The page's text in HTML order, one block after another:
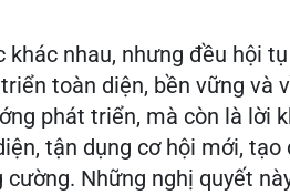
khác nhau, nhưng đều hội
toàn diện, bền vững và
phát triển, mà còn là lời
tận dụng cơ hội mới,
Những nghị quyết